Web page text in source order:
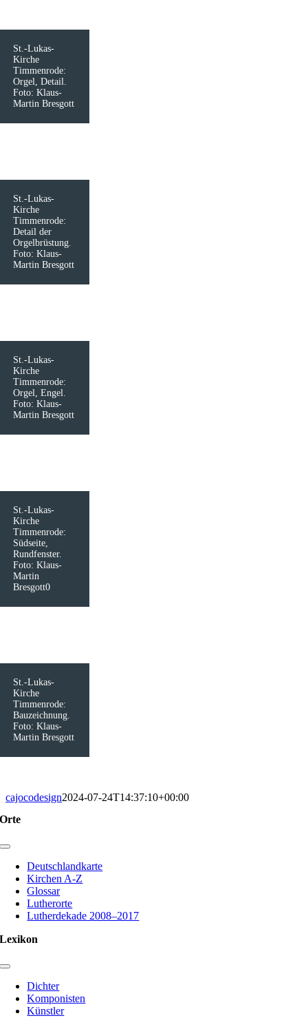
St.-Lukas-
Kirche
Timmenrode:
Orgel, Detail.
Foto: Klaus-
Martin Bresgott
St.-Lukas-
Kirche
Timmenrode:
Detail der
Orgelbrüstung.
Foto: Klaus-
Martin Bresgott
St.-Lukas-
Kirche
Timmenrode:
Orgel, Engel.
Foto: Klaus-
Martin Bresgott
St.-Lukas-
Kirche
Timmenrode:
Südseite,
Rundfenster.
Foto: Klaus-
Martin
Bresgott0
St.-Lukas-
Kirche
Timmenrode:
Bauzeichnung.
Foto: Klaus-
Martin Bresgott
cajocodesign2024-07-24T14:37:10+00:00
Orte
Toggle
NavigationDeutschlandkarte
Kirchen A-Z
Glossar
Lutherorte
Lutherdekade 2008–2017
Lexikon
Toggle
Navigation
Dichter
Komponisten
Künstler